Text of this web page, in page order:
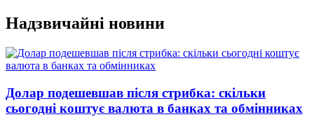
Перейти
до
вмісту
Надзвичайні новини
Долар подешевшав після стрибка: скільки
сьогодні коштує валюта в банках та обмінниках